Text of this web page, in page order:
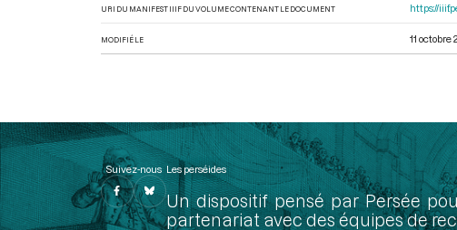
URI DU MANIFEST IIIF DU VOLUME CONTENANT LE DOCUMENT https://
MODIFIÉ LE 11 octobre
Suivez-nous Les perséides
Un dispositif pensé par Persée
partenariat avec des équipes de